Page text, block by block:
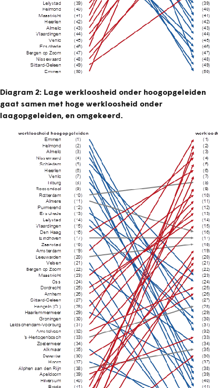
Diagram 2: Lage werkloosheid onder hoogopgeleiden
gaat samen met hoge werkloosheid onder
laagopgeleiden, en omgekeerd.